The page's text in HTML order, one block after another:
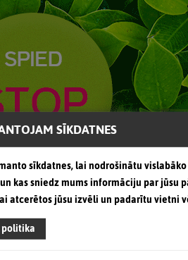
SĪKDATNES
sīkdatnes, lai nodrošinātu
kas sniedz mums informāciju par jūsu
atcerētos jūsu izvēli un padarītu vietni